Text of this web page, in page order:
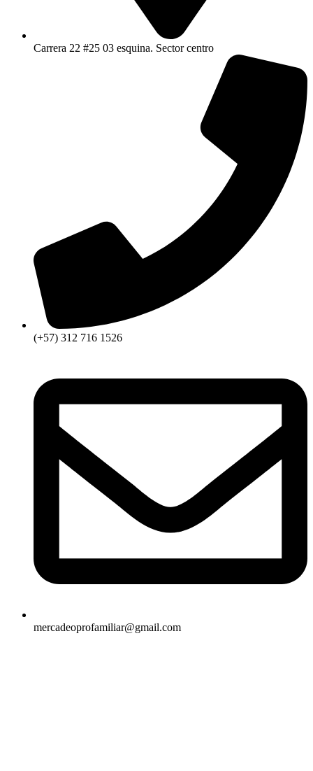
Carrera 22 #25 03 esquina. Sector centro
(+57) 312 716 1526
mercadeoprofamiliar@gmail.com